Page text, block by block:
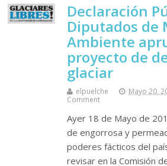
Declaración
Diputados de
Ambiente
proyecto de
glaciar
elpuelche Mayo 20,
Comment
Ayer 18 de Mayo de
de engorrosa y
poderes fácticos del
revisar en la Comisión